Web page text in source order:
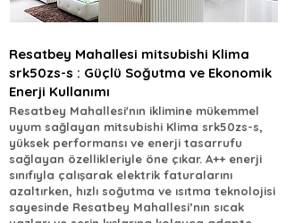
Resatbey Mahallesi mitsubishi Klima
srk50zs-s : Güçlü Soğutma ve Ekonomik
Enerji Kullanımı
Resatbey Mahallesi'nın iklimine mükemmel
uyum sağlayan mitsubishi Klima srk50zs-s,
yüksek performansı ve enerji tasarrufu
sağlayan özellikleriyle öne çıkar. A++ enerji
sınıfıyla çalışarak elektrik faturalarını
azaltırken, hızlı soğutma ve ısıtma teknolojisi
sayesinde Resatbey Mahallesi’nın sıcak